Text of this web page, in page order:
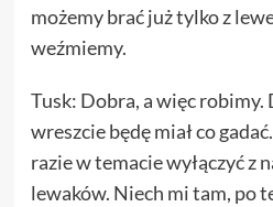
możemy brać już tylko z
weźmiemy.
Tusk: Dobra, a więc robimy.
wreszcie będę miał co
razie w temacie wyłączyć z
lewaków. Niech mi tam, po